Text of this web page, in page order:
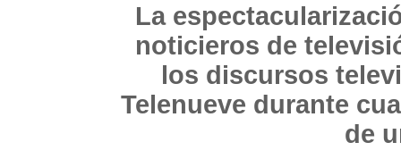
La
noticieros de
los discursos
Telenueve durante
de